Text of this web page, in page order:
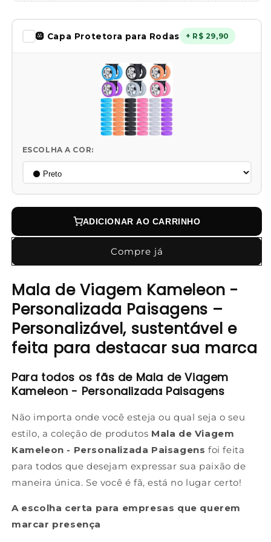
🛞 Capa Protetora para Rodas + R$ 29,90
ESCOLHA A COR:
ADICIONAR AO CARRINHO
Compre já
Mala de Viagem Kameleon -
Personalizada Paisagens –
Personalizável, sustentável e
feita para destacar sua marca
Para todos os fãs de Mala de Viagem
Kameleon - Personalizada Paisagens
Não importa onde você esteja ou qual seja o seu
estilo, a coleção de produtos Mala de Viagem
Kameleon - Personalizada Paisagens foi feita
para todos que desejam expressar sua paixão de
maneira única. Se você é fã, está no lugar certo!
A escolha certa para empresas que querem
marcar presença